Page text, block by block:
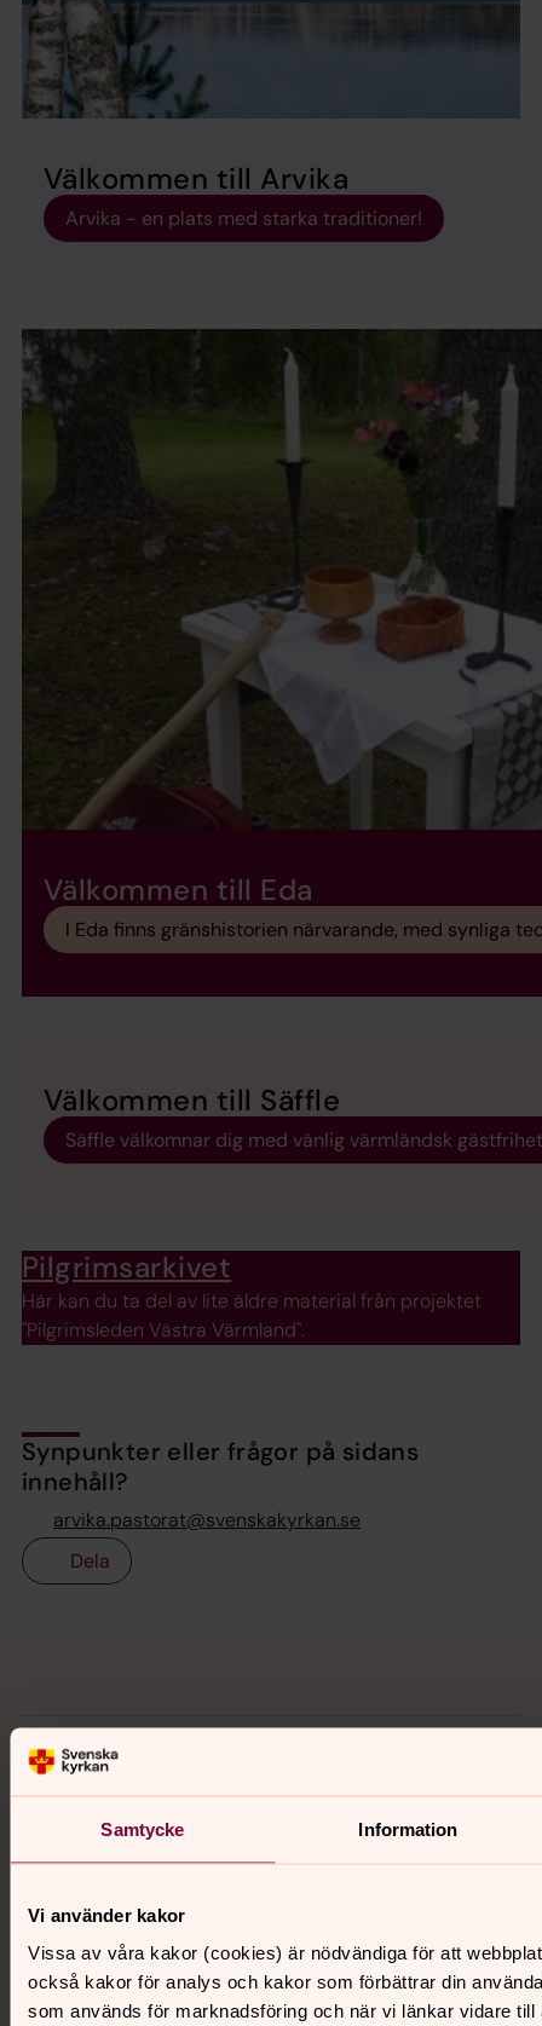
Samtycke Information
Vi använder kakor
Vissa av våra kakor (cookies) är nödvändiga för att
också kakor för analys och kakor som förbättrar din
som används för marknadsföring och när vi länkar vidare till
Välkommen till Arvika
Arvika - en plats med starka traditioner!
Välkommen till Eda
I Eda finns gränshistorien närvarande, med synliga
Välkommen till Säffle
Säffle välkomnar dig med vänlig värmländsk
Pilgrimsarkivet
Här kan du ta del av lite äldre material från projektet
"Pilgrimsleden Västra Värmland".
Synpunkter eller frågor på sidans
innehåll?
arvika.pastorat@svenskakyrkan.se
Dela
Kontakt
Hitta snabbt